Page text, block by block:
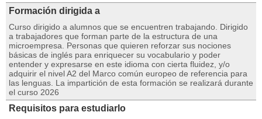
Formación dirigida a
Curso dirigido a alumnos que se encuentren trabajando. Dirigido
a trabajadores que forman parte de la estructura de una
microempresa. Personas que quieren reforzar sus nociones
básicas de inglés para enriquecer su vocabulario y poder
entender y expresarse en este idioma con cierta fluidez, y/o
adquirir el nivel A2 del Marco común europeo de referencia para
las lenguas. La impartición de esta formación se realizará durante
el curso 2026
Requisitos para estudiarlo